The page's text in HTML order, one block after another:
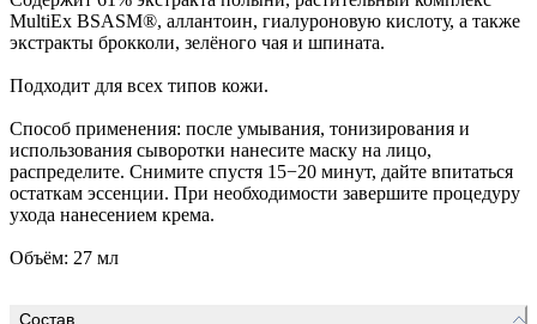
MultiEx BSASM®, аллантоин, гиалуроновую кислоту, а также
экстракты брокколи, зелёного чая и шпината.
Подходит для всех типов кожи.
Способ применения: после умывания, тонизирования и
использования сыворотки нанесите маску на лицо,
распределите. Снимите спустя 15−20 минут, дайте впитаться
остаткам эссенции. При необходимости завершите процедуру
ухода нанесением крема.
Объём: 27 мл
Состав